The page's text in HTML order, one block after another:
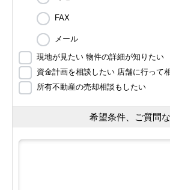
FAX
メール
現地が見たい 物件の詳細が知りたい
資金計画を相談したい 店舗に行って
所有不動産の売却相談もしたい
希望条件、ご質問